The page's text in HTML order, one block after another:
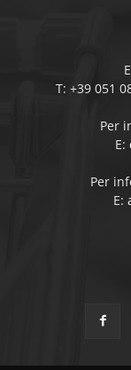
T: +39 051
Per
E:
Per
E: